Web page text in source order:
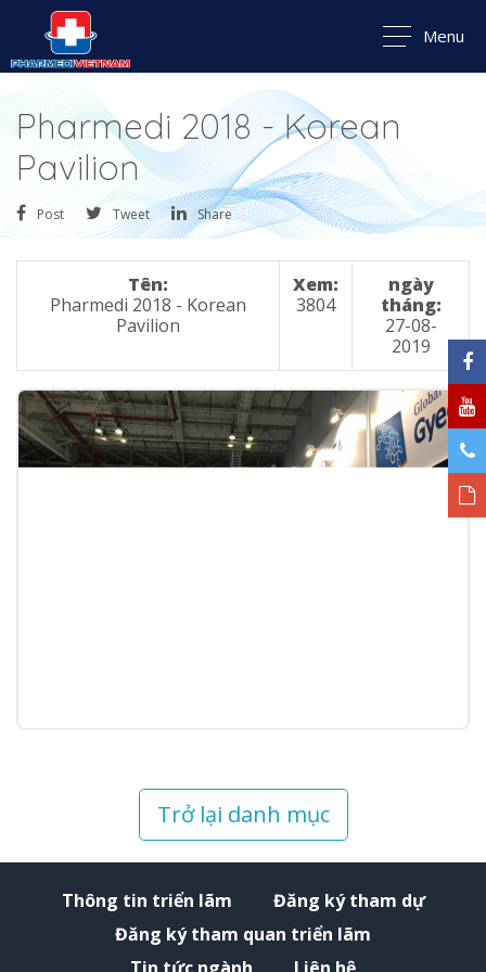
Menu
Pharmedi 2018 - Korean
Pavilion
Post Tweet Share
Tên:
Pharmedi 2018 - Korean
Pavilion
Xem:
3804
ngày
tháng:
27-08-
2019
Trở lại danh mục
Thông tin triển lãm
Đăng ký tham dự
Đăng ký tham quan triển lãm
Tin tức ngành
Liên hệ